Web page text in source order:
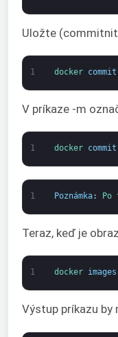
Uložte
1 docker commit
V príkaze -m
1 docker commit
1 Poznámka: Po
Teraz, keď je
1 docker images
Výstup príkazu